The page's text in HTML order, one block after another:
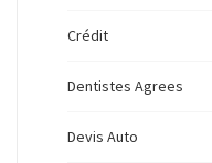
Crédit
Dentistes Agrees
Devis Auto